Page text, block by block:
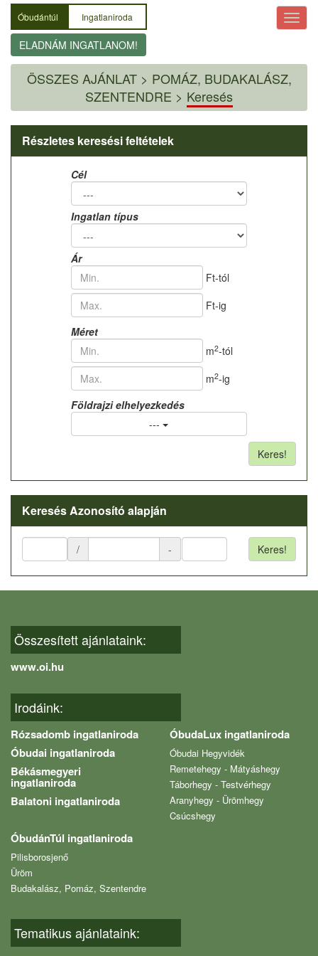
Óbudántúl Ingatlaniroda
ELADNÁM INGATLANOM!
ÖSSZES AJÁNLAT> POMÁZ, BUDAKALÁSZ,
SZENTENDRE > Keresés
Részletes keresési feltételek
Cél
Ingatlan típus
Ár
Ft-tól
Ft-ig
Méret
m2-tól
m2-ig
Földrajzi elhelyezkedés
---
Keres!
Keresés Azonosító alapján
/ - Keres!
Összesített ajánlataink:
www.oi.hu
Irodáink:
Rózsadomb ingatlaniroda
Óbudai ingatlaniroda
Békásmegyeri
ingatlaniroda
Balatoni ingatlaniroda
ÓbudaLux ingatlaniroda
Óbudai Hegyvidék
Remetehegy - Mátyáshegy
Táborhegy - Testvérhegy
Aranyhegy - Ürömhegy
Csúcshegy
ÓbudánTúl ingatlaniroda
Pilisborosjenő
Üröm
Budakalász, Pomáz, Szentendre
Tematikus ajánlataink: